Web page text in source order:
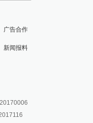
广告合作
新闻报料